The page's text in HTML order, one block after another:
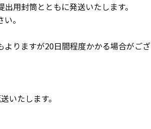
用封筒とともに発送いたします。
。
りますが20日間程度かかる場合がござ
いたします。